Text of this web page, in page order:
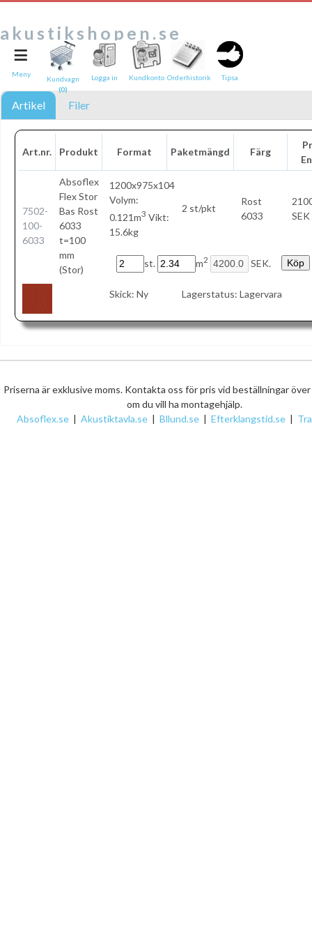
akustikshopen.se
Artikel Filer
Art.nr. Produkt Format Paketmängd Färg
7502-
100-
6033
Absoflex
Flex Stor
Bas Rost
6033
t=100
mm
(Stor)
1200x975x104
Volym:
0.121m3 Vikt:
15.6kg
2 st/pkt
Rost
6033
st. m2 SEK.
Skick: Ny Lagerstatus: Lagervara
≡
Meny
Kundvagn
(0)
Logga in Kundkonto Orderhistorik Tipsa
Priserna är exklusive moms. Kontakta oss för pris vid beställningar
om du vill ha montagehjälp.
Absoflex.se | Akustiktavla.se | Bllund.se | Efterklangstid.se |
Tipsa en vän:
e-post*
Text